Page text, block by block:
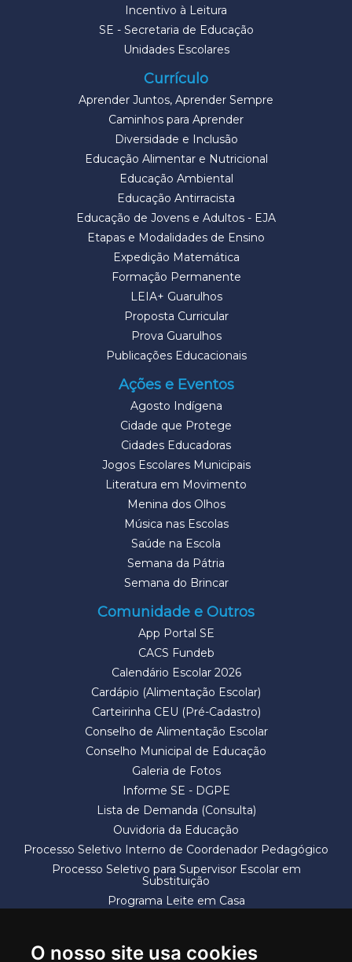
O nosso site usa cookies
Incentivo à Leitura
SE - Secretaria de Educação
Unidades Escolares
Currículo
Aprender Juntos, Aprender Sempre
Caminhos para Aprender
Diversidade e Inclusão
Educação Alimentar e Nutricional
Educação Ambiental
Educação Antirracista
Educação de Jovens e Adultos - EJA
Etapas e Modalidades de Ensino
Expedição Matemática
Formação Permanente
LEIA+ Guarulhos
Proposta Curricular
Prova Guarulhos
Publicações Educacionais
Ações e Eventos
Agosto Indígena
Cidade que Protege
Cidades Educadoras
Jogos Escolares Municipais
Literatura em Movimento
Menina dos Olhos
Música nas Escolas
Saúde na Escola
Semana da Pátria
Semana do Brincar
Comunidade e Outros
App Portal SE
CACS Fundeb
Calendário Escolar 2026
Cardápio (Alimentação Escolar)
Carteirinha CEU (Pré-Cadastro)
Conselho de Alimentação Escolar
Conselho Municipal de Educação
Galeria de Fotos
Informe SE - DGPE
Lista de Demanda (Consulta)
Ouvidoria da Educação
Processo Seletivo Interno de Coordenador Pedagógico
Processo Seletivo para Supervisor Escolar em
Substituição
Programa Leite em Casa